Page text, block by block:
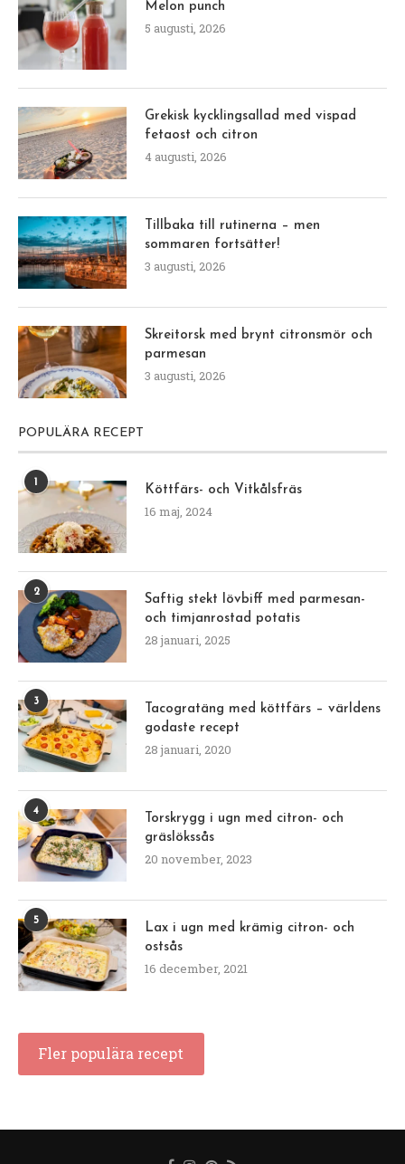
Melon punch
5 augusti, 2026
Grekisk kycklingsallad med vispad
fetaost och citron
4 augusti, 2026
Tillbaka till rutinerna – men
sommaren fortsätter!
3 augusti, 2026
Skreitorsk med brynt citronsmör och
parmesan
3 augusti, 2026
POPULÄRA RECEPT
1
Köttfärs- och Vitkålsfräs
16 maj, 2024
2
Saftig stekt lövbiff med parmesan-
och timjanrostad potatis
28 januari, 2025
3
Tacogratäng med köttfärs – världens
godaste recept
28 januari, 2020
4
Torskrygg i ugn med citron- och
gräslökssås
20 november, 2023
5
Lax i ugn med krämig citron- och
ostsås
16 december, 2021
Fler populära recept